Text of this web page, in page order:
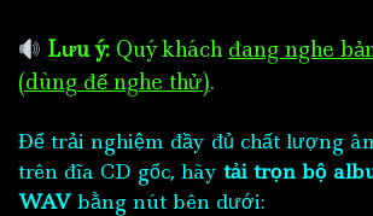
Lưu ý: Quý khách đang nghe
(dùng để nghe thử).
Để trải nghiệm đầy đủ chất lượng
trên đĩa CD gốc, hãy tải trọn bộ
WAV bằng nút bên dưới: